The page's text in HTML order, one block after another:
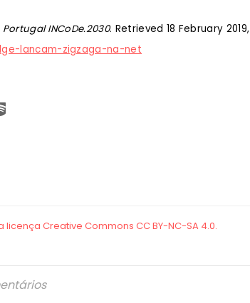
Portugal INCoDe.2030. Retrieved 18 February 2019,
lancam-zigzaga-na-net